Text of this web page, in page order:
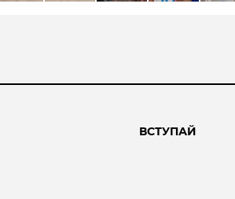
ВСТУПАЙ